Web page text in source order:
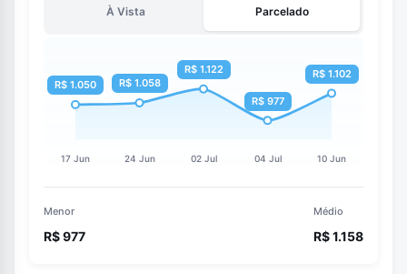
À Vista Parcelado
Menor
R$ 977
Médio
R$ 1.158